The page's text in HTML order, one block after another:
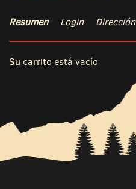
Resumen Login Dirección
Su carrito está vacío